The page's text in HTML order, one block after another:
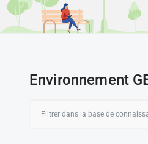
Environnement